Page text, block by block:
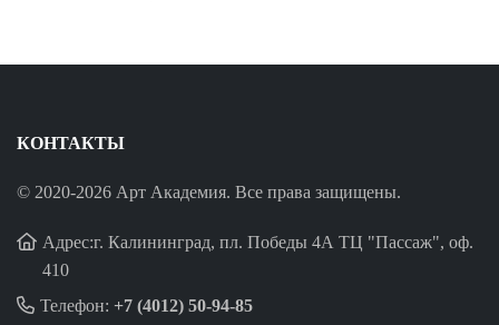
КОНТАКТЫ
© 2020-2026 Арт Академия. Все права защищены.
Адрес:г. Калининград, пл. Победы 4А ТЦ "Пассаж", оф.
410
Телефон: +7 (4012) 50-94-85